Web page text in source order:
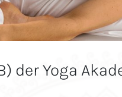
der Yoga